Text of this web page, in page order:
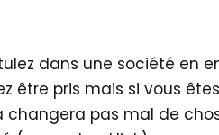
dans une société en
être pris mais si vous
pas mal de